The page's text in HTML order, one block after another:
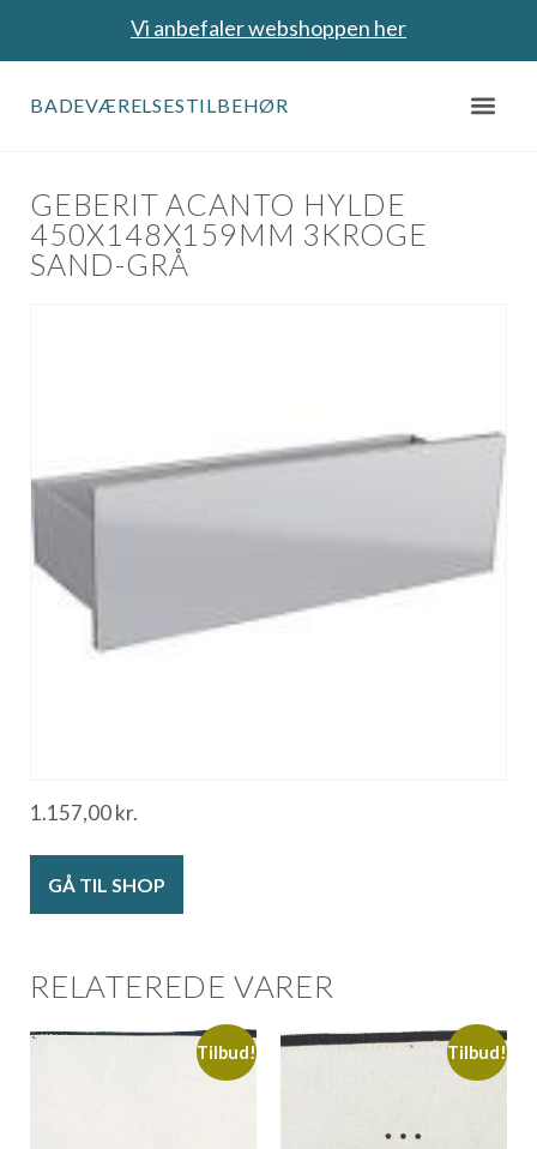
Vi anbefaler webshoppen her
BADEVÆRELSESTILBEHØR
GEBERIT ACANTO HYLDE
450X148X159MM 3KROGE
SAND-GRÅ
1.157,00kr.
GÅ TIL SHOP
RELATEREDE VARER
Tilbud! Tilbud!